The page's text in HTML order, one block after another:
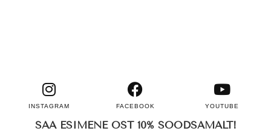
INSTAGRAM FACEBOOK YOUTUBE
SAA ESIMENE OST 10% SOODSAMALT!